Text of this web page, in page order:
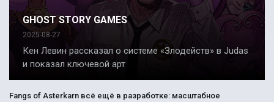
GHOST STORY GAMES
2025-08-27
Кен Левин рассказал о системе «Злодейств» в Judas
и показал ключевой арт
Fangs of Asterkarn всё ещё в разработке: масштабное